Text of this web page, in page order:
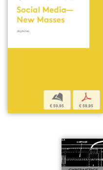
b
€ 59,95
p
€ 59,95